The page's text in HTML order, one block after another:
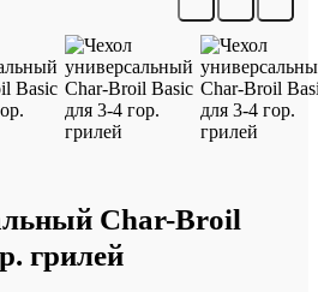
Char-Broil
грилей